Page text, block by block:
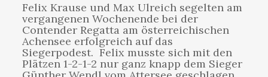
Felix Krause und Max Ulreich segelten am
vergangenen Wochenende bei der
Contender Regatta am österreichischen
Achensee erfolgreich auf das
Siegerpodest. Felix musste sich mit den
Plätzen 1-2-1-2 nur ganz knapp dem Sieger